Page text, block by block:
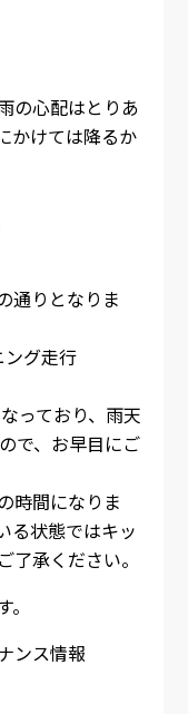
の心配はとりあ
かけては降るか
通りとなりま
グ走行
っており、雨天
で、お早目にご
時間になりま
る状態ではキッ
承ください。
ス情報